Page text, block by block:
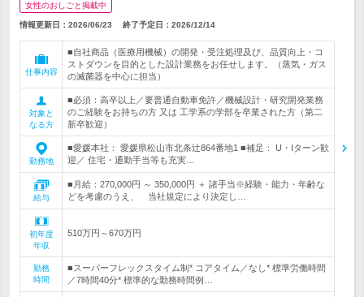
女性のおしごと掲載中
情報更新日：2026/06/23 終了予定日： 2026/12/14
仕事内容
■自社商品（医療用機械）の開発・受注処理及び、品質向上・コ
ストダウンを目的とした設計業務をお任せします。（蒸気・ガス
の滅菌器を中心に担当）
対象と
なる方
■必須：高卒以上／要普通自動車免許／機械設計・研究開発業務
のご経験をお持ちの方 又は 工学系の学部を卒業された方（第二
新卒歓迎）
勤務地
■愛媛本社： 愛媛県松山市北条辻864番地1 ■補足： U・Iターン歓
迎／ 住宅・通勤手当等も充実…
給与
■月給：270,000円 ～ 350,000円 ＋ 諸手当※経験・能力・年齢な
どを考慮のうえ、 当社規定により決定し…
初年度
年収
510万円～670万円
勤務
時間
■スーパーフレックスタイム制* コアタイム／なし* 標準労働時間
／7時間40分* 標準的な勤務時間例…